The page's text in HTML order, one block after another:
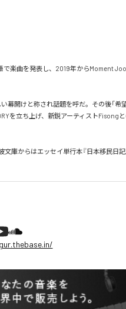
で楽曲を発表し、2019年からMoment
幕開けと称され話題を呼だ。その後「希
を立ち上げ、新鋭アーティストFisong
庫からはエッセイ単行本『日本移民日